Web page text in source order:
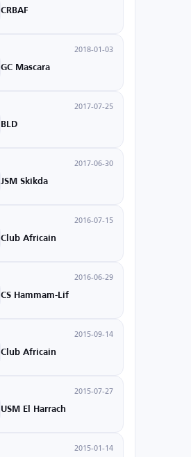
CRBAF
2018-01-03
GC Mascara
2017-07-25
BLD
2017-06-30
JSM Skikda
2016-07-15
Club Africain
2016-06-29
CS Hammam-Lif
2015-09-14
Club Africain
2015-07-27
USM El Harrach
2015-01-14